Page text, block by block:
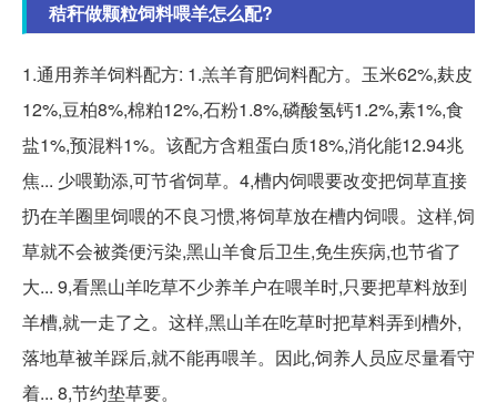
秸秆做颗粒饲料喂羊怎么配?
1.通用养羊饲料配方: 1.羔羊育肥饲料配方。玉米62%,麸皮
12%,豆柏8%,棉粕12%,石粉1.8%,磷酸氢钙1.2%,素1%,食
盐1%,预混料1%。该配方含粗蛋白质18%,消化能12.94兆
焦... 少喂勤添,可节省饲草。4,槽内饲喂要改变把饲草直接
扔在羊圈里饲喂的不良习惯,将饲草放在槽内饲喂。这样,饲
草就不会被粪便污染,黑山羊食后卫生,免生疾病,也节省了
大... 9,看黑山羊吃草不少养羊户在喂羊时,只要把草料放到
羊槽,就一走了之。这样,黑山羊在吃草时把草料弄到槽外,
落地草被羊踩后,就不能再喂羊。因此,饲养人员应尽量看守
着... 8,节约垫草要。